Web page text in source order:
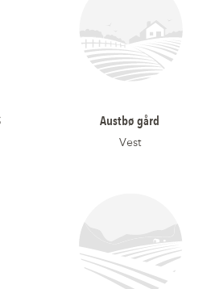
Austbø gård
Vest